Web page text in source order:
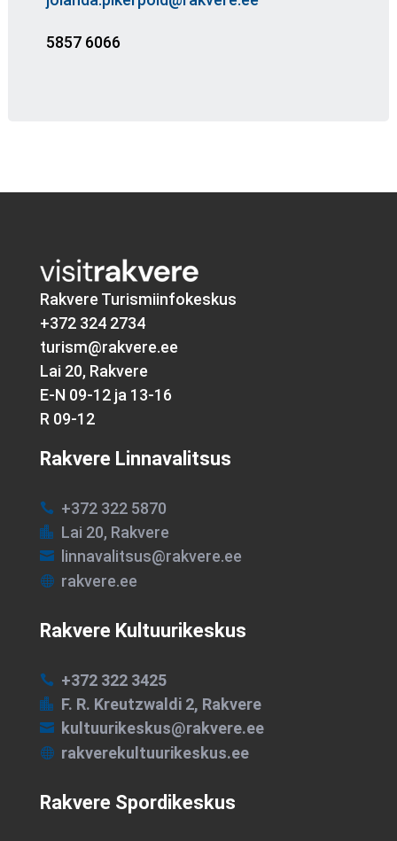
5857 6066
Rakvere Turismiinfokeskus
+372 324 2734
turism@rakvere.ee
Lai 20, Rakvere
E-N 09-12 ja 13-16
R 09-12
Rakvere Linnavalitsus
 +372 322 5870
 Lai 20, Rakvere
 linnavalitsus@rakvere.ee
 rakvere.ee
Rakvere Kultuurikeskus
 +372 322 3425
 F. R. Kreutzwaldi 2, Rakvere
 kultuurikeskus@rakvere.ee
 rakverekultuurikeskus.ee
Rakvere Spordikeskus